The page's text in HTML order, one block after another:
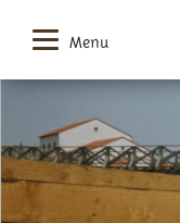
Menu